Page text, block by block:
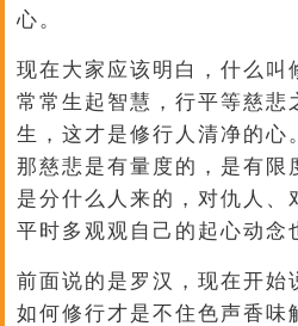
心。
现在大家应该明白，什么叫
常常生起智慧，行平等慈悲
生，这才是修行人清净的心
那慈悲是有量度的，是有限
是分什么人来的，对仇人、
平时多观观自己的起心动念
前面说的是罗汉，现在开始
如何修行才是不住色声香味